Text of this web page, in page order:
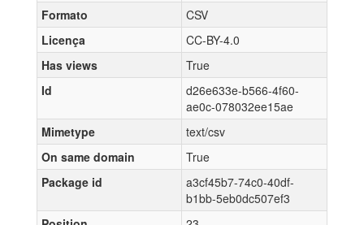
Formato
CSV
Licença
CC-BY-4.0
Has views
True
Id
d26e633e-b566-4f60-
ae0c-078032ee15ae
Mimetype
text/csv
On same domain
True
Package id
a3cf45b7-74c0-40df-
b1bb-5eb0dc507ef3